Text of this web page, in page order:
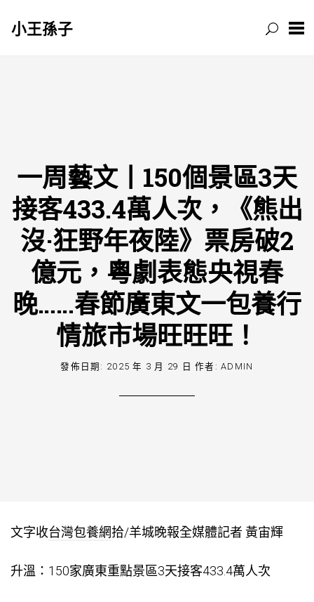
小王孫子
一周藝文丨150個景區3天
接客433.4萬人次，《熊出
沒·狂野年夜陸》票房破2
億元，粵劇表態央視春
晚……春節廣東文一包養行
情旅市場旺旺旺！
發佈日期: 2025 年 3 月 29 日 作者:ADMIN
文字收台灣包養網拾/羊城晚報全媒體記者 黃宙輝
升溫：150家廣東重點景區3天接客433.4萬人次